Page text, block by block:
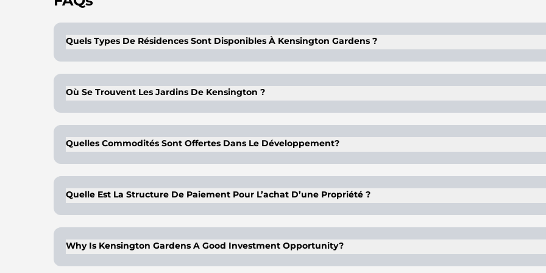
Quels Types De Résidences Sont Disponibles À Kensington Gardens ?
Où Se Trouvent Les Jardins De Kensington ?
autoroutes et aux transports en commun.
Quelles Commodités Sont Offertes Dans Le Développement?
d'établissements de santé.
Quelle Est La Structure De Paiement Pour L’achat D’une Propriété ?
Why Is Kensington Gardens A Good Investment Opportunity?